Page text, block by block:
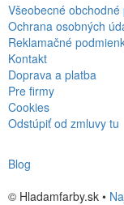
Všeobecné obchodné
Ochrana osobných
Reklamačné
Kontakt
Doprava a platba
Pre firmy
Cookies
Odstúpiť od zmluvy tu
Blog
© Hladamfarby.sk •